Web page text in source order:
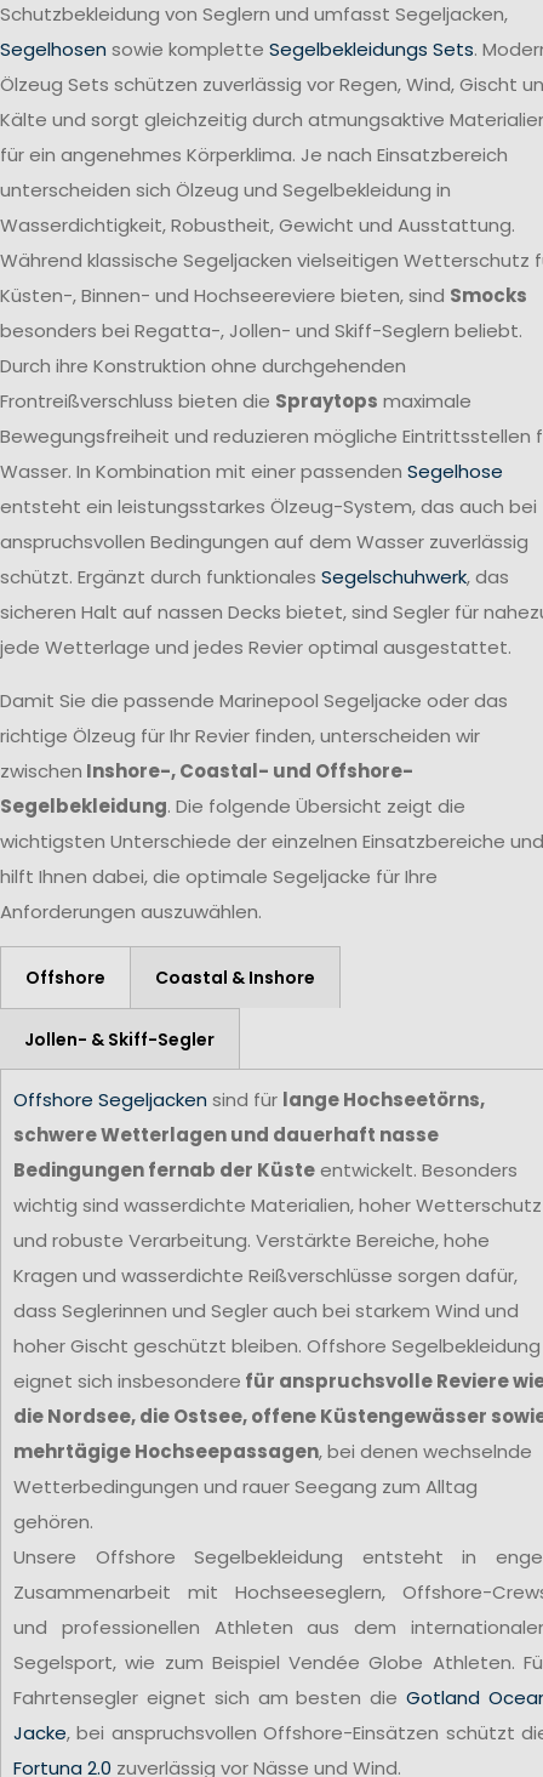
Schutzbekleidung von Seglern und umfasst Segeljacken,
Segelhosen sowie komplette Segelbekleidungs Sets.
Ölzeug Sets schützen zuverlässig vor Regen, Wind, Gischt
Kälte und sorgt gleichzeitig durch atmungsaktive
für ein angenehmes Körperklima. Je nach Einsatzbereich
unterscheiden sich Ölzeug und Segelbekleidung in
Wasserdichtigkeit, Robustheit, Gewicht und Ausstattung.
Während klassische Segeljacken vielseitigen Wetterschutz
Küsten-, Binnen- und Hochseereviere bieten, sind Smocks
besonders bei Regatta-, Jollen- und Skiff-Seglern beliebt.
Durch ihre Konstruktion ohne durchgehenden
Frontreißverschluss bieten die Spraytops maximale
Bewegungsfreiheit und reduzieren mögliche Eintrittsstellen
Wasser. In Kombination mit einer passenden Segelhose
entsteht ein leistungsstarkes Ölzeug-System, das auch bei
anspruchsvollen Bedingungen auf dem Wasser zuverlässig
schützt. Ergänzt durch funktionales Segelschuhwerk, das
sicheren Halt auf nassen Decks bietet, sind Segler für
jede Wetterlage und jedes Revier optimal ausgestattet.
Damit Sie die passende Marinepool Segeljacke oder das
richtige Ölzeug für Ihr Revier finden, unterscheiden wir
zwischen Inshore-, Coastal- und Offshore-
Segelbekleidung. Die folgende Übersicht zeigt die
wichtigsten Unterschiede der einzelnen Einsatzbereiche und
hilft Ihnen dabei, die optimale Segeljacke für Ihre
Anforderungen auszuwählen.
Offshore Coastal & Inshore
Jollen- & Skiff-Segler
Offshore Segeljacken sind für lange Hochseetörns,
schwere Wetterlagen und dauerhaft nasse
Bedingungen fernab der Küsteentwickelt. Besonders
wichtig sind wasserdichte Materialien, hoher Wetterschutz
und robuste Verarbeitung. Verstärkte Bereiche, hohe
Kragen und wasserdichte Reißverschlüsse sorgen dafür,
dass Seglerinnen und Segler auch bei starkem Wind und
hoher Gischt geschützt bleiben. Offshore Segelbekleidung
eignet sich insbesondere für anspruchsvolle Reviere
die Nordsee, die Ostsee, offene Küstengewässer
mehrtägige Hochseepassagen, bei denen wechselnde
Wetterbedingungen und rauer Seegang zum Alltag
gehören.
Unsere Offshore Segelbekleidung entsteht in
Zusammenarbeit mit Hochseeseglern, Offshore-
und professionellen Athleten aus dem
Segelsport, wie zum Beispiel Vendée Globe Athleten.
Fahrtensegler eignet sich am besten dieGotland
Jacke, bei anspruchsvollen Offshore-Einsätzen schützt
Fortuna 2.0 zuverlässig vor Nässe und Wind.